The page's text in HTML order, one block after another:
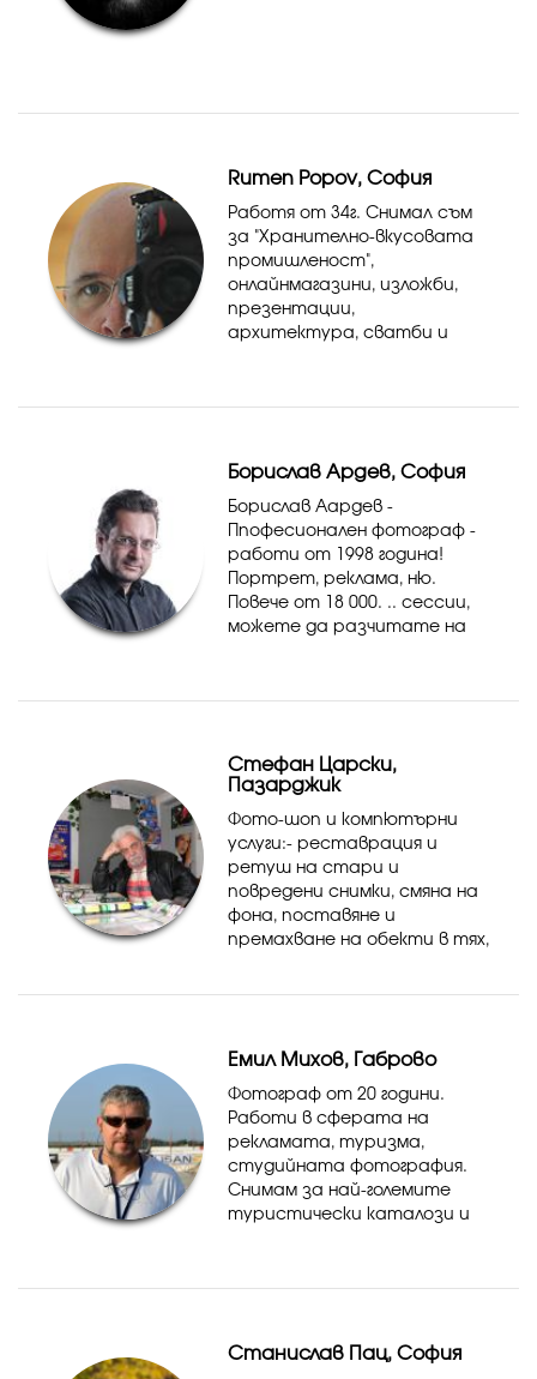
Rumen Popov, София
Работя от 34г. Снимал съм
за "Хранително-вкусовата
промишленост",
онлайнмагазини, изложби,
презентации,
архитектура, сватби и
Борислав Ардев, София
Борислав Аардев -
Ппофесионален фотограф -
работи от 1998 година!
Портрет, реклама, ню.
Повече от 18 000. .. сессии,
можете да разчитате на
реклама, студийная
Стефан Царски,
Пазарджик
Фото-шоп и компютърни
услуги:- реставрация и
ретуш на стари и
повредени снимки, смяна на
фона, поставяне и
премахване на обекти в тях,
аудио записи и презаписи,
и...
Емил Михов, Габрово
Фотограф от 20 години.
Работи в сферата на
рекламата, туризма,
студийната фотография.
Снимам за най-големите
туристически каталози и
фотография.
Станислав Пац, София